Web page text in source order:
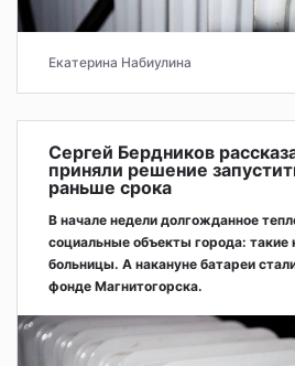
Екатерина Набиулина
Сергей Бердников
приняли решение
раньше срока
В начале недели долгожданное
социальные объекты города: такие
больницы. А накануне батареи
фонде Магнитогорска.